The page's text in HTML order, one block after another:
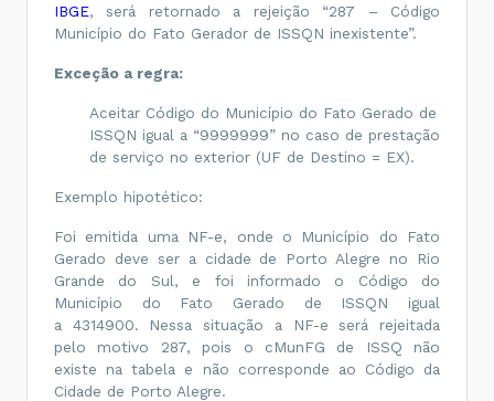
IBGE, será retornado a rejeição “287 – Código
Município do Fato Gerador de ISSQN inexistente”.
Exceção a regra:
Aceitar Código do Município do Fato Gerado de
ISSQN igual a “9999999” no caso de prestação
de serviço no exterior (UF de Destino = EX).
Exemplo hipotético:
Foi emitida uma NF-e, onde o Município do Fato
Gerado deve ser a cidade de Porto Alegre no Rio
Grande do Sul, e foi informado o Código do
Município do Fato Gerado de ISSQN igual
a 4314900. Nessa situação a NF-e será rejeitada
pelo motivo 287, pois o cMunFG de ISSQ não
existe na tabela e não corresponde ao Código da
Cidade de Porto Alegre.